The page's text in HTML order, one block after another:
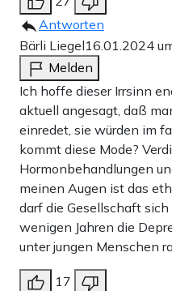
Antworten
Bärli Liegel16.01.2024
Melden
Ich hoffe dieser Irrsinn
aktuell angesagt, daß
einredet, sie würden im
kommt diese Mode?
Hormonbehandlungen
meinen Augen ist das
darf die Gesellschaft
wenigen Jahren die
unter jungen Menschen
17